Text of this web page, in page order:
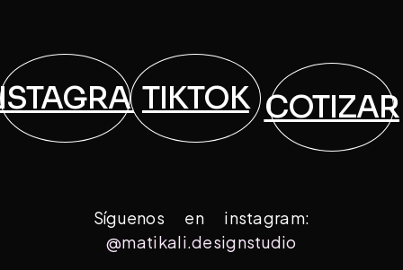
TIKTOK COTIZAR
Síguenos en instagram:
@matikali.designstudio